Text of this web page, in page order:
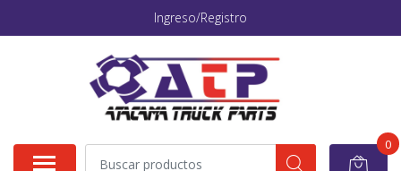
Ingreso/Registro
0